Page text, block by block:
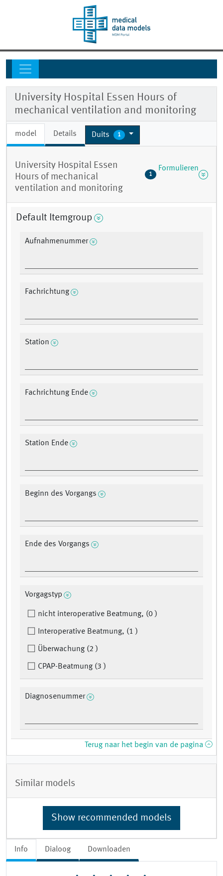
Info Dialoog Downloaden
University Hospital Essen Hours of
mechanical ventilation and monitoring
model Details Duits 1
University Hospital Essen
Hours of mechanical
ventilation and monitoring
1
Formulieren
Default Itemgroup
Aufnahmenummer
Fachrichtung
Station
Fachrichtung Ende
Station Ende
Beginn des Vorgangs
Ende des Vorgangs
Vorgagstyp
nicht interoperative Beatmung, (0 )
Interoperative Beatmung, (1 )
Überwachung (2 )
CPAP-Beatmung (3 )
Diagnosenummer
Terug naar het begin van de pagina
Similar models
Show recommended models